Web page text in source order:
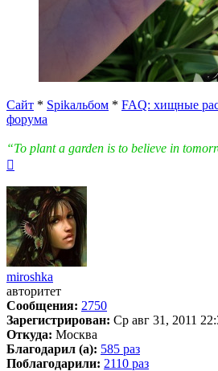
Сайт * Spikальбом * FAQ: хищные
форума
“To plant a garden is to believe in
началу
miroshka
авторитет
Сообщения: 2750
Зарегистрирован: Ср авг 31, 2011
Откуда: Москва
Благодарил (а): 585 раз
Поблагодарили: 2110 раз